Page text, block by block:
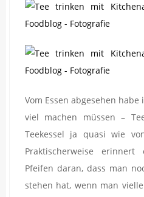
Vom Essen abgesehen
viel machen müssen –
Teekessel ja quasi wie
Praktischerweise
Pfeifen daran, dass man
stehen hat, wenn man